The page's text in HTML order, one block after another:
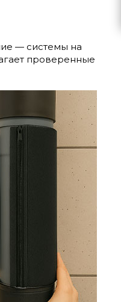
— системы на
проверенные